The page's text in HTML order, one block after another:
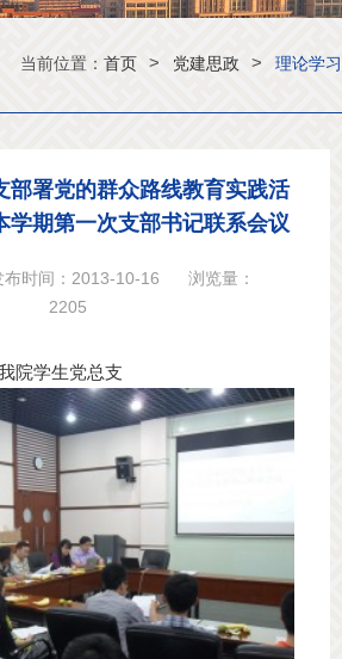
当前位置： 首页 > 党建思政 > 理论学习
部署党的群众路线教育实践活
学期第一次支部书记联系会议
布时间：2013-10-16
浏览量：
2205
院学生党总支